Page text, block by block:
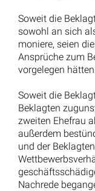
Soweit die
sowohl an sich
moniere, seien
Ansprüche zum
vorgelegen
Soweit die
Beklagten
zweiten Ehefrau
außerdem
und der
Nachrede